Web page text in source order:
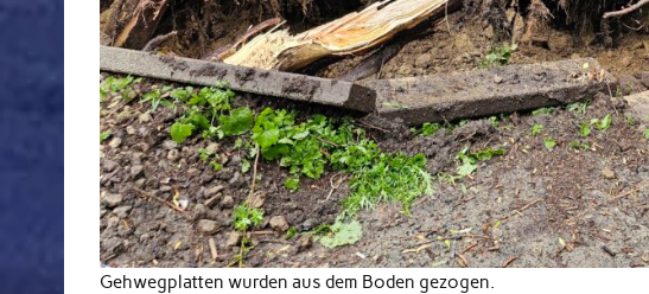
Gehwegplatten wurden aus dem Boden gezogen.